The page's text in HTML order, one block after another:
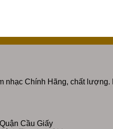
nhạc Chính Hãng, chất
Cầu Giấy